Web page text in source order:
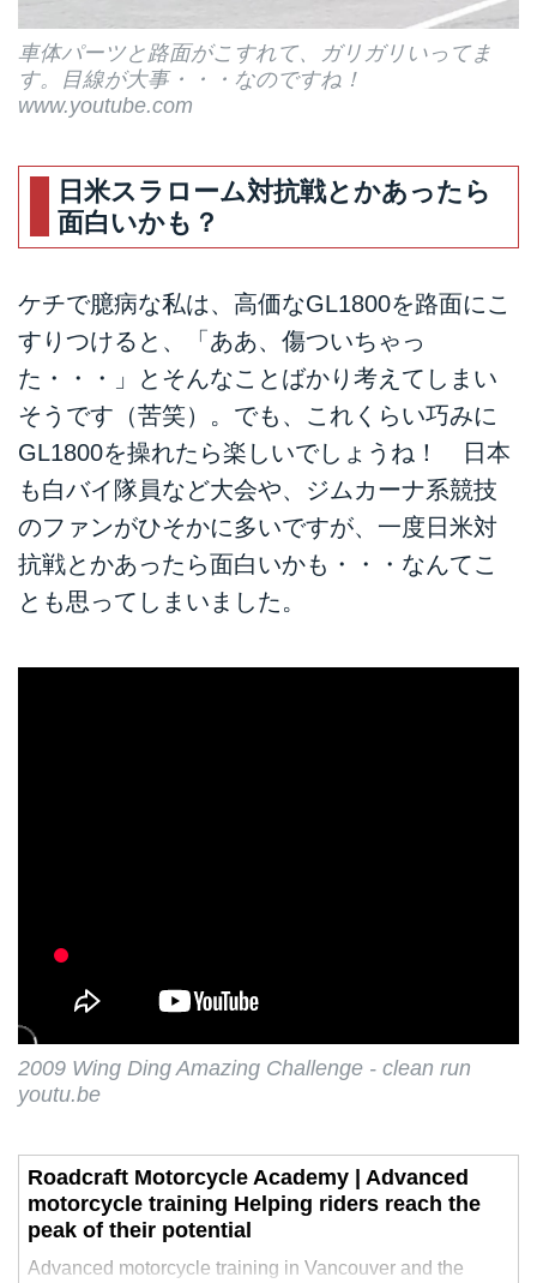
車体パーツと路面がこすれて、ガリガリいってま
す。目線が大事・・・なのですね！
www.youtube.com
日米スラローム対抗戦とかあったら
面白いかも？
ケチで臆病な私は、高価なGL1800を路面にこ
すりつけると、「ああ、傷ついちゃっ
た・・・」とそんなことばかり考えてしまい
そうです（苦笑）。でも、これくらい巧みに
GL1800を操れたら楽しいでしょうね！ 日本
も白バイ隊員など大会や、ジムカーナ系競技
のファンがひそかに多いですが、一度日米対
抗戦とかあったら面白いかも・・・なんてこ
とも思ってしまいました。
2009 Wing Ding Amazing Challenge - clean run
youtu.be
Roadcraft Motorcycle Academy | Advanced
motorcycle training Helping riders reach the
peak of their potential
Advanced motorcycle training in Vancouver and the